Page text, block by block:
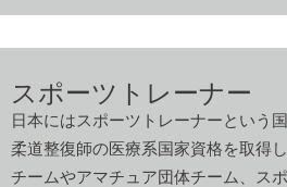
スポーツトレーナー
日本にはスポーツトレーナーという
柔道整復師の医療系国家資格を取得
チームやアマチュア団体チーム、ス